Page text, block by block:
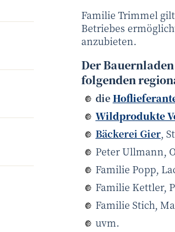
Familie Trimmel
Betriebes
anzubieten.
Der
folgenden
die
Wildprodukte
Bäckerei Gier,
Peter Ullmann,
Familie Popp,
Familie Kettler,
Familie Stich,
uvm.